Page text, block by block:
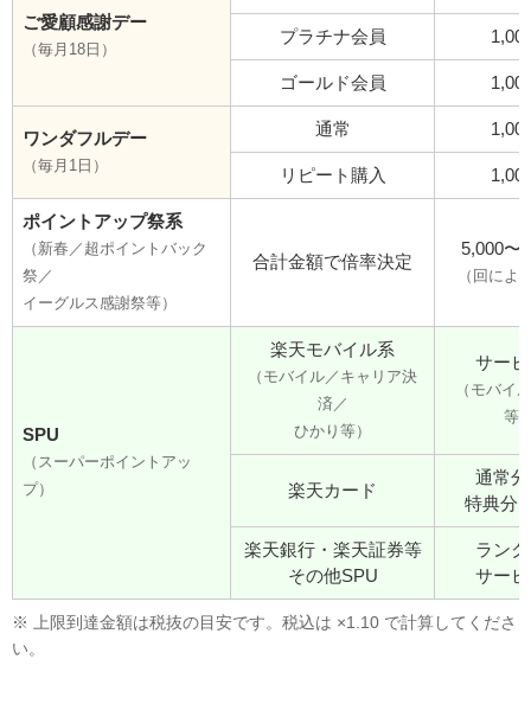
ご愛顧感謝デー
（毎月18日）
プラチナ会員
ゴールド会員
ワンダフルデー
（毎月1日）
通常
リピート購入
ポイントアップ祭系
（新春／超ポイントバック
祭／
イーグルス感謝祭等）
合計金額で倍率決定
5,000〜
（回によ
SPU
（スーパーポイントアッ
プ）
楽天モバイル系
（モバイル／キャリア決
済／
ひかり等）
サー
（モバイ
等
楽天カード
通常
特典分
楽天銀行・楽天証券等
その他SPU
ラン
サー
※ 上限到達金額は税抜の目安です。税込は ×1.10 で計算してくださ
い。